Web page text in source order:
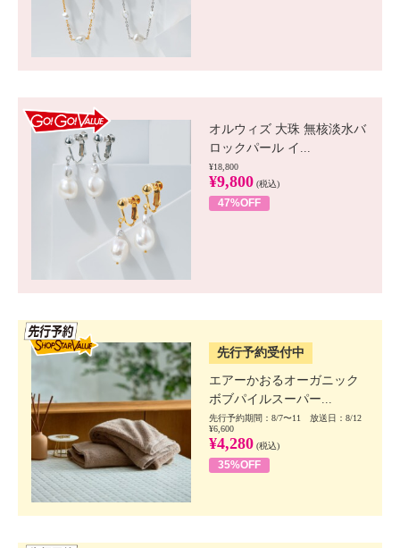
オルウィズ 大珠 無核淡水バ
ロックパール イ...
¥18,800
¥9,800 (税込)
47%OFF
先行予約受付中
エアーかおるオーガニック
ボブパイルスーパー...
先行予約期間：8/7〜11 放送日：8/12
¥6,600
¥4,280 (税込)
35%OFF